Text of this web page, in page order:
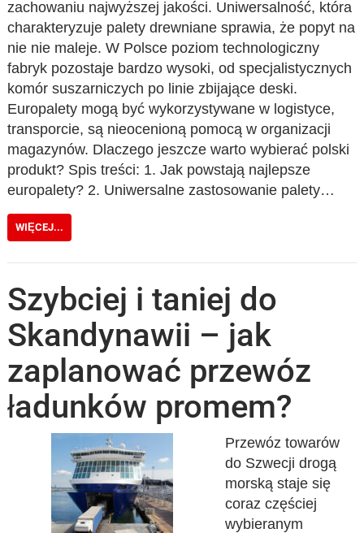
zachowaniu najwyższej jakości. Uniwersalność, która
charakteryzuje palety drewniane sprawia, że popyt na
nie nie maleje. W Polsce poziom technologiczny
fabryk pozostaje bardzo wysoki, od specjalistycznych
komór suszarniczych po linie zbijające deski.
Europalety mogą być wykorzystywane w logistyce,
transporcie, są nieocenioną pomocą w organizacji
magazynów. Dlaczego jeszcze warto wybierać polski
produkt? Spis treści: 1. Jak powstają najlepsze
europalety? 2. Uniwersalne zastosowanie palety…
WIĘCEJ...
Szybciej i taniej do
Skandynawii – jak
zaplanować przewóz
ładunków promem?
Przewóz towarów
do Szwecji drogą
morską staje się
coraz częściej
wybieranym